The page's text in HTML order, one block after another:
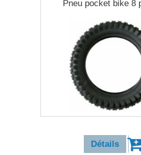
Pneu pocket bike 8
Détails